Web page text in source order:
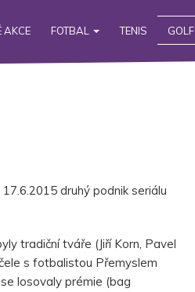
AKCE FOTBAL TENIS GOLF
druhý podnik seriálu
tradiční tváře (Jiří Korn, Pavel
s fotbalistou Přemyslem
losovaly prémie (bag